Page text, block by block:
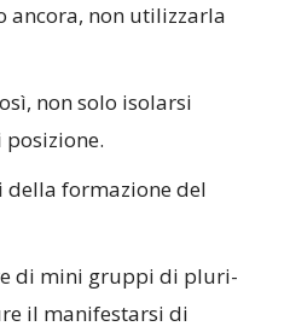
ancora, non utilizzarla
non solo isolarsi
della formazione del
di mini gruppi di pluri-
il manifestarsi di